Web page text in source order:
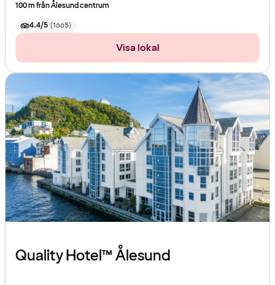
100 m från Ålesund centrum
4.4/5 (1665)
Visa lokal
Quality Hotel™ Ålesund